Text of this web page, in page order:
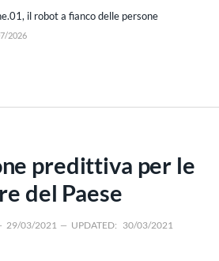
il robot a fianco delle persone
2026
predittiva per le
del Paese
29/03/2021 UPDATED: 30/03/2021